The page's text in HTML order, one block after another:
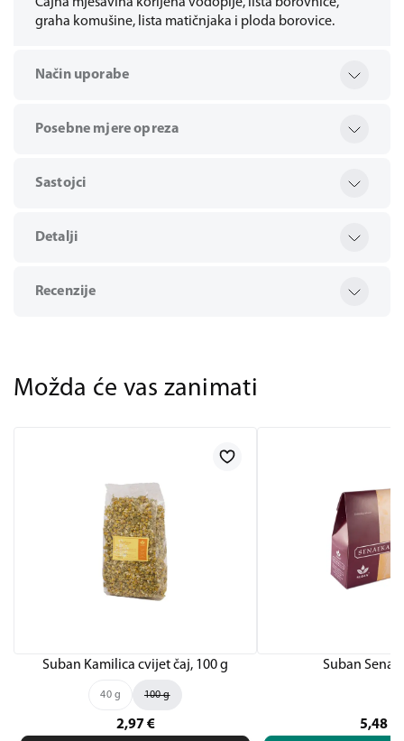
graha komušine, lista matičnjaka i ploda borovice.
Način uporabe
Posebne mjere opreza
Sastojci
Detalji
Recenzije
Možda će vas zanimati
Suban Kamilica cvijet čaj, 100 g
40 g 100 g
2,97 €
Suban
5,48